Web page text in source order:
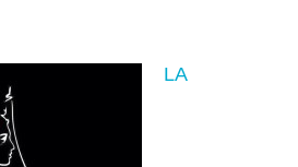
LA